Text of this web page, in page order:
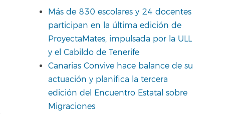
Más de 830 escolares y 24 docentes
participan en la última edición de
ProyectaMates, impulsada por la ULL
y el Cabildo de Tenerife
Canarias Convive hace balance de su
actuación y planifica la tercera
edición del Encuentro Estatal sobre
Migraciones